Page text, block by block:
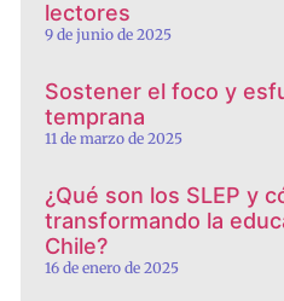
lectores
9 de junio de 2025
Sostener el foco y
temprana
11 de marzo de 2025
¿Qué son los SLEP y
transformando la
Chile?
16 de enero de 2025